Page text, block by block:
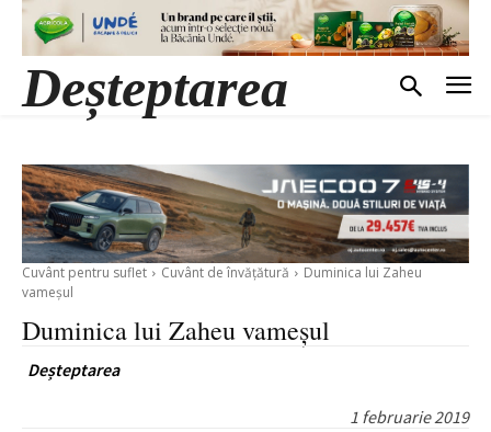
Deșteptarea
Cuvânt pentru suflet Cuvânt de învățătură
Duminica lui Zaheu
vameșul
Duminica lui Zaheu vameșul
Deșteptarea
1 februarie 2019